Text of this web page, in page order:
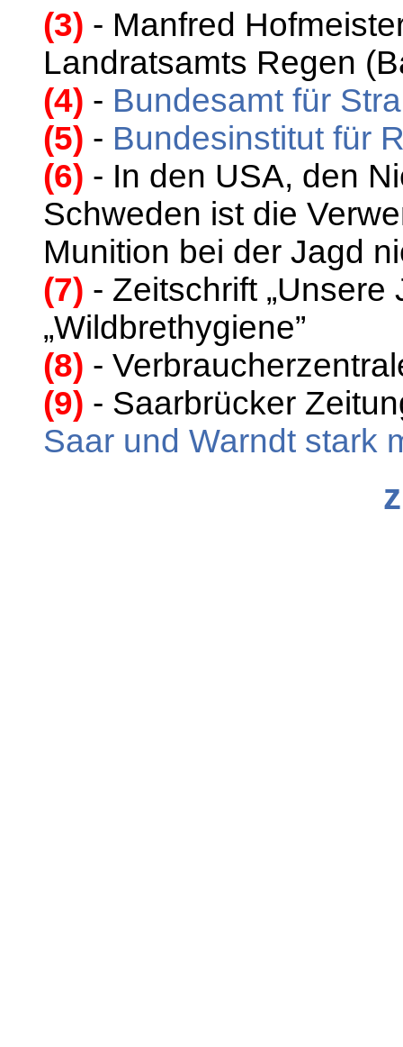
(3) - Manfred
Landratsamts Regen
(4) - Bundesamt für
(5) - Bundesinstitut für
(6) - In den USA, den
Schweden ist die
Munition bei der Jagd
(7) - Zeitschrift „Unsere
„Wildbrethygiene”
(8) -
(9) - Saarbrücker
Saar und Warndt stark